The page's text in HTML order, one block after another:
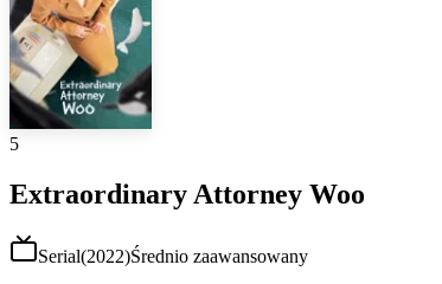
5
Extraordinary Attorney Woo
Serial(2022)Średnio zaawansowany